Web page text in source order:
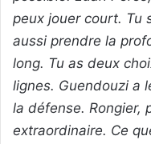
peux jouer court. Tu
aussi prendre la
long. Tu as deux
lignes. Guendouzi a
la défense. Rongier,
extraordinaire. Ce